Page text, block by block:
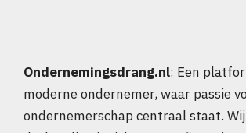
Ondernemingsdrang.nl: Een
moderne ondernemer, waar passie
ondernemerschap centraal staat.